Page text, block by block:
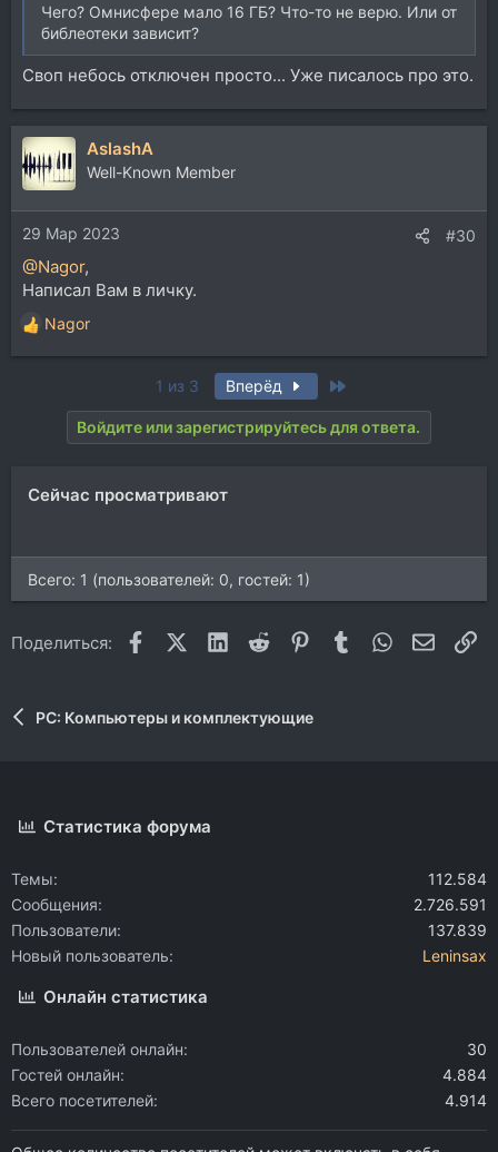
Чего? Омнисфере мало 16 ГБ? Что-то не верю. Или от
библеотеки зависит?
Своп небось отключен просто... Уже писалось про это.
AslashA
Well-Known Member
29 Мар 2023 #30
@Nagor,
Написал Вам в личку.
Р
е
Nagor
1 из 3 Вперёд
Войдите или зарегистрируйтесь для ответа.
Сейчас просматривают
Всего: 1 (пользователей: 0, гостей: 1)
Поделиться: FacebookX (Twitter)
LinkedIn
Reddit Pinterest
Tumblr WhatsApp
PC: Компьютеры и комплектующие
Статистика форума
Темы
112.584
Сообщения
2.726.591
Пользователи
137.839
Новый пользователь
Leninsax
Онлайн статистика
Пользователей онлайн
30
Гостей онлайн
4.884
Всего посетителей
4.914